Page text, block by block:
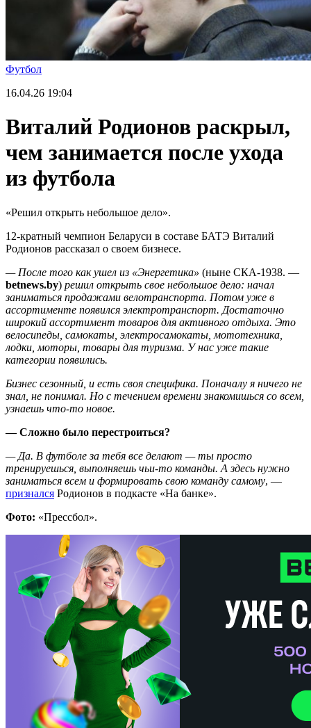
Футбол
16.04.26 19:04
Виталий Родионов раскрыл,
чем занимается после ухода
из футбола
«Решил открыть небольшое дело».
12-кратный чемпион Беларуси в составе БАТЭ Виталий
Родионов рассказал о своем бизнесе.
— После того как ушел из «Энергетика» (ныне СКА-1938. —
betnews.by) решил открыть свое небольшое дело: начал
заниматься продажами велотранспорта. Потом уже в
ассортименте появился электротранспорт. Достаточно
широкий ассортимент товаров для активного отдыха. Это
велосипеды, самокаты, электросамокаты, мототехника,
лодки, моторы, товары для туризма. У нас уже такие
категории появились.
Бизнес сезонный, и есть своя специфика. Поначалу я ничего не
знал, не понимал. Но с течением времени знакомишься со всем,
узнаешь что-то новое.
— Сложно было перестроиться?
— Да. В футболе за тебя все делают — ты просто
тренируешься, выполняешь чьи-то команды. А здесь нужно
заниматься всем и формировать свою команду самому, —
признался Родионов в подкасте «На банке».
Фото: «Прессбол».